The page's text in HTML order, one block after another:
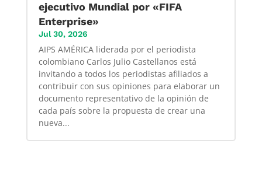
ejecutivo Mundial por «FIFA
Enterprise»
Jul 30, 2026
AIPS AMÉRICA liderada por el periodista
colombiano Carlos Julio Castellanos está
invitando a todos los periodistas afiliados a
contribuir con sus opiniones para elaborar un
documento representativo de la opinión de
cada país sobre la propuesta de crear una
nueva...